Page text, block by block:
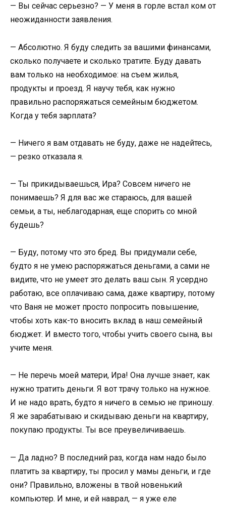
— Вы сейчас серьезно? — У меня в горле встал ком от
неожиданности заявления.
— Абсолютно. Я буду следить за вашими финансами,
сколько получаете и сколько тратите. Буду давать
вам только на необходимое: на съем жилья,
продукты и проезд. Я научу тебя, как нужно
правильно распоряжаться семейным бюджетом.
Когда у тебя зарплата?
— Ничего я вам отдавать не буду, даже не надейтесь,
— резко отказала я.
— Ты прикидываешься, Ира? Совсем ничего не
понимаешь? Я для вас же стараюсь, для вашей
семьи, а ты, неблагодарная, еще спорить со мной
будешь?
— Буду, потому что это бред. Вы придумали себе,
будто я не умею распоряжаться деньгами, а сами не
видите, что не умеет это делать ваш сын. Я усердно
работаю, все оплачиваю сама, даже квартиру, потому
что Ваня не может просто попросить повышение,
чтобы хоть как-то вносить вклад в наш семейный
бюджет. И вместо того, чтобы учить своего сына, вы
учите меня.
— Не перечь моей матери, Ира! Она лучше знает, как
нужно тратить деньги. Я вот трачу только на нужное.
И не надо врать, будто я ничего в семью не приношу.
Я же зарабатываю и скидываю деньги на квартиру,
покупаю продукты. Ты все преувеличиваешь.
— Да ладно? В последний раз, когда нам надо было
платить за квартиру, ты просил у мамы деньги, и где
они? Правильно, вложены в твой новенький
компьютер. И мне, и ей наврал, — я уже еле